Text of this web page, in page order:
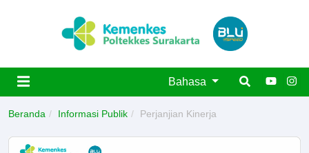
Bahasa
Beranda Informasi Publik Perjanjian Kinerja